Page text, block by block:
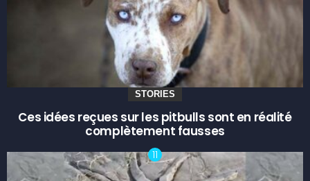
STORIES
Ces idées reçues sur les pitbulls sont en réalité
complètement fausses